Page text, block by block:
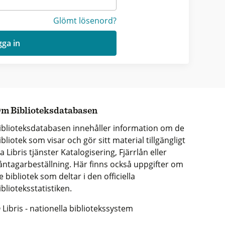
Glömt lösenord?
in
Biblioteksdatabasen
innehåller information om de
som visar och gör sitt material tillgängligt
Libris tjänster Katalogisering, Fjärrlån eller
Här finns också uppgifter om
bibliotek som deltar i den officiella
- nationella bibliotekssystem